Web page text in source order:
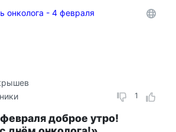
онколога - 4 февраля
1
доброе утро!